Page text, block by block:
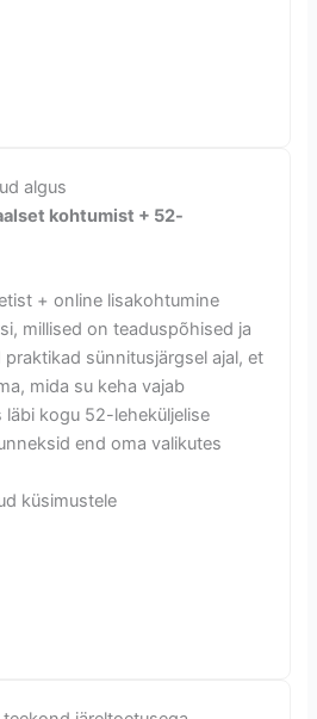
algus
kohtumist + 52-
+ online lisakohtumine
millised on teaduspõhised ja
praktikad sünnitusjärgsel ajal, et
mida su keha vajab
läbi kogu 52-leheküljelise
end oma valikutes
küsimustele